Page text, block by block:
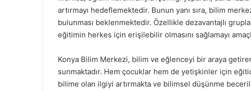
artırmayı hedeflemektedir. Bunun yanı sıra, bilim
bulunması beklenmektedir. Özellikle dezavantajlı
eğitimin herkes için erişilebilir olmasını sağlamayı
Konya Bilim Merkezi, bilim ve eğlenceyi bir araya
sunmaktadır. Hem çocuklar hem de yetişkinler için
bilime olan ilgiyi artırmakta ve bilimsel düşünme